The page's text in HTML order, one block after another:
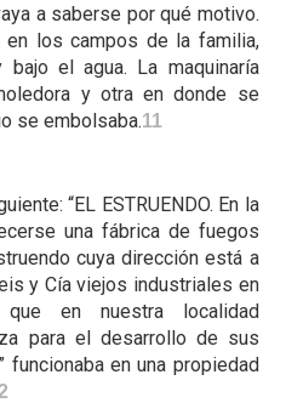
a saberse por qué motivo.
en los campos de la familia,
el agua. La maquinaría
y otra en donde se
se embolsaba.11
“EL ESTRUENDO. En la
una fábrica de fuegos
cuya dirección está a
y Cía viejos industriales en
en nuestra localidad
para el desarrollo de sus
funcionaba en una propiedad